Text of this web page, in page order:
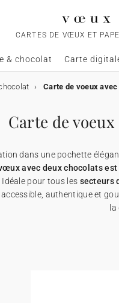
CARTES DE VŒUX ET
& chocolat Carte
Carte de voeux
Carte de
dans une pochette
avec deux chocolats
pour tous les secteurs
accessible, authentique et